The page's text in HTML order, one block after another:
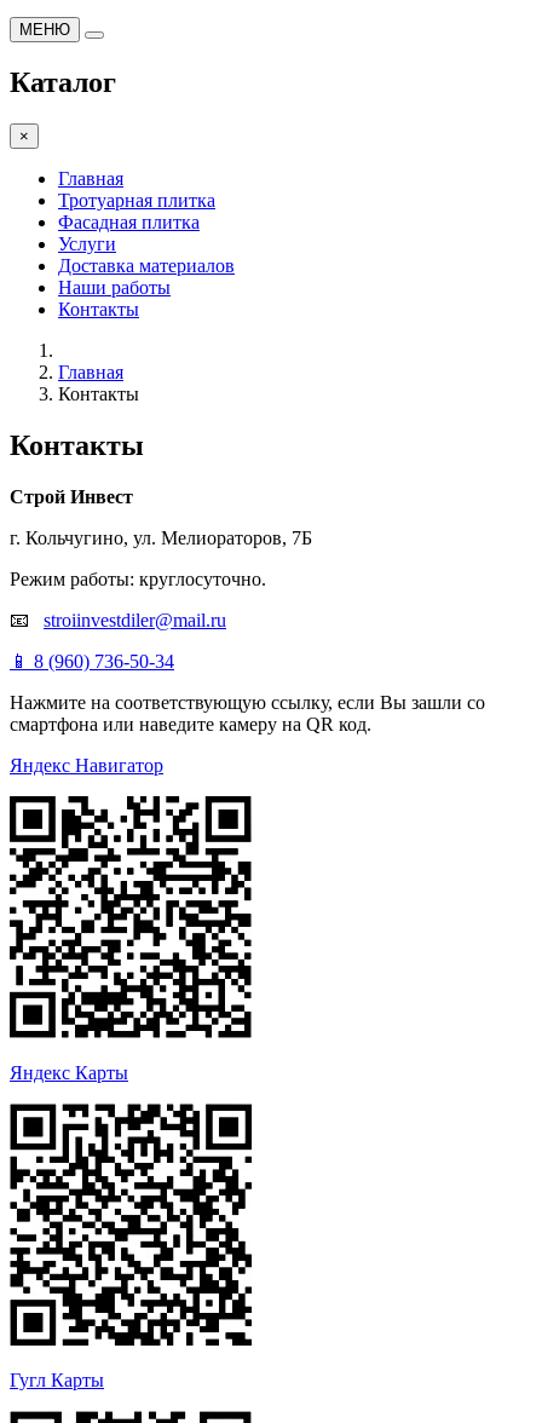
МЕНЮ
Каталог
×
Главная
Тротуарная плитка
Фасадная плитка
Услуги
Доставка материалов
Наши работы
Контакты
Главная
Контакты
Контакты
Строй Инвест
г. Кольчугино, ул. Мелиораторов, 7Б
Режим работы: круглосуточно.
📧 stroiinvestdiler@mail.ru
📱 8 (960) 736-50-34
Нажмите на соответствующую ссылку, если Вы зашли со
смартфона или наведите камеру на QR код.
Яндекс Навигатор
Яндекс Карты
Гугл Карты